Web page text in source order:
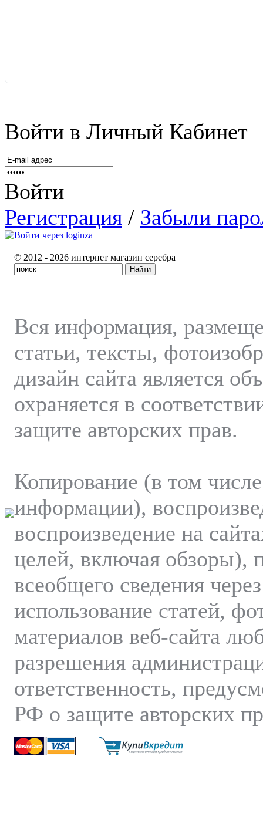
Войти в Личный Кабинет
Войти
Регистрация / Забыли
© 2012 - 2026 интернет магазин серебра
Вся информация,
статьи, тексты,
дизайн сайта является
охраняется в
защите авторских прав.
Копирование (в том
информации),
воспроизведение на
целей, включая обзоры),
всеобщего сведения
использование статей,
материалов веб-сайта
разрешения
ответственность,
РФ о защите авторских